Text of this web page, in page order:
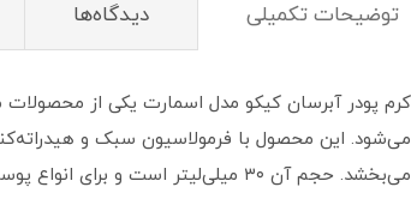
توضیحات تکمیلی دیدگاه‌ها
می‌شود. این محصول با فرمولاسیون سبک و
می‌بخشد. حجم آن ۳۰ میلی‌لیتر است و برای انواع پوست، به ویژه پوست‌های خشک یا معمولی، مناسب است، اما کاربران با پوست چرب نیز از آن رضایت داشته‌اند.